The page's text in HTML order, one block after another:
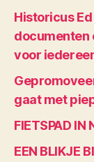
Historicus
documenten
voor
gaat met
FIETSPAD IN
EEN BLIKJE